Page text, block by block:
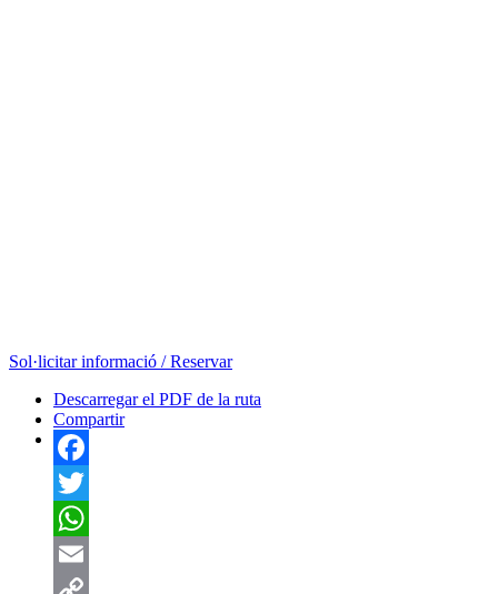
Sol·licitar informació / Reservar
Descarregar el PDF de la ruta
Compartir
Facebook
Twitter
WhatsApp
Email